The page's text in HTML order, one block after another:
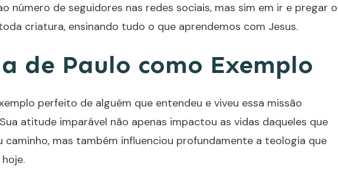
número de seguidores nas redes sociais, mas sim em ir e pregar o
criatura, ensinando tudo o que aprendemos com Jesus.
de Paulo como Exemplo
perfeito de alguém que entendeu e viveu essa missão
atitude imparável não apenas impactou as vidas daqueles que
caminho, mas também influenciou profundamente a teologia que